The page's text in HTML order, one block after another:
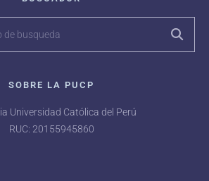
SOBRE LA PUCP
Universidad Católica del Perú
RUC: 20155945860